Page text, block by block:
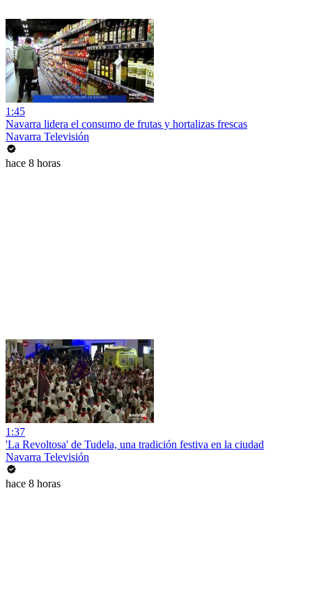
1:45
Navarra lidera el consumo de frutas y hortalizas frescas
Navarra Televisión
hace 8 horas
1:37
'La Revoltosa' de Tudela, una tradición festiva en la ciudad
Navarra Televisión
hace 8 horas